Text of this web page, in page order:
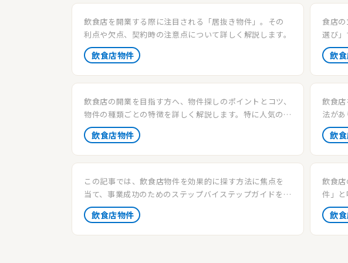
飲食店物件
飲食店を開業する際に注目される「居抜き物件」。その
利点や欠点、契約時の注意点について詳しく解説します。
飲
食店
選び
と思
の物件
ます
飲食店物件
飲食店の開業を目指す方へ、物件探しのポイントとコツ、
物件の種類ごとの特徴を詳しく解説します。特に人気の居
抜き物件の利点や注意点についても掘り下げて紹介しま
す。
飲
飲食
法が
備や
記事で
点、
す。
飲食店物件
この記事では、飲食店物件を効果的に探す方法に焦点を
当て、事業成功のためのステップバイステップガイドを提
供します。飲食店物件の選び方から、契約前のチェックリ
ストまで詳しく解説します。
飲
飲食
件」
たは
居する